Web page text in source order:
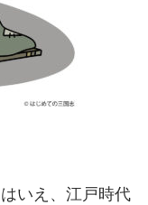
いえ、江戸時代